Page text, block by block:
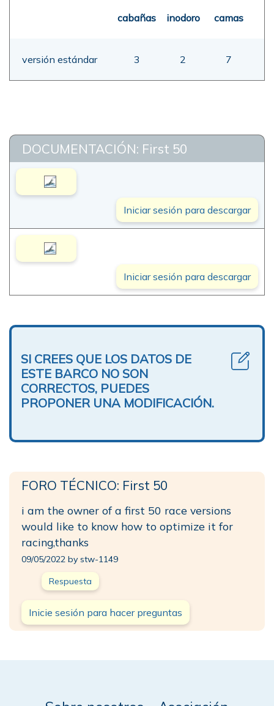
cabañas inodoro camas
versión estándar 3 2 7
DOCUMENTACIÓN: First 50
Iniciar sesión para descargar
Iniciar sesión para descargar
SI CREES QUE LOS DATOS DE
ESTE BARCO NO SON
CORRECTOS, PUEDES
PROPONER UNA MODIFICACIÓN.
FORO TÉCNICO: First 50
i am the owner of a first 50 race versions
would like to know how to optimize it for
racing,thanks
09/05/2022 by stw-1149
Respuesta
Inicie sesión para hacer preguntas